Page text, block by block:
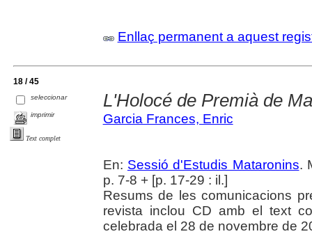
Enllaç permanent a aquest
18 / 45
seleccionar
imprimir
Text complet
L'Holocé de Premià de
Garcia Frances, Enric
En: Sessió d'Estudis Mataronins.
p. 7-8 + [p. 17-29 : il.]
Resums de les comunicacions
revista inclou CD amb el text
celebrada el 28 de novembre de